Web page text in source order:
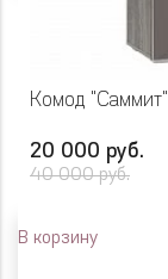
Комод "Саммит"
20 000 руб.
40 000 руб.
В корзину